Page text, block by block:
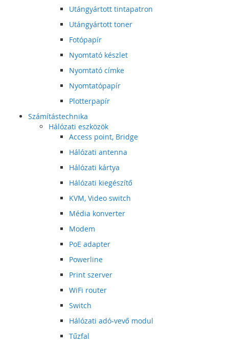
Utángyártott tintapatron
Utángyártott toner
Fotópapír
Nyomtató készlet
Nyomtató címke
Nyomtatópapír
Plotterpapír
Számítástechnika
Hálózati eszközök
Access point, Bridge
Hálózati antenna
Hálózati kártya
Hálózati kiegészítő
KVM, Video switch
Média konverter
Modem
PoE adapter
Powerline
Print szerver
WiFi router
Switch
Hálózati adó-vevő modul
Tűzfal